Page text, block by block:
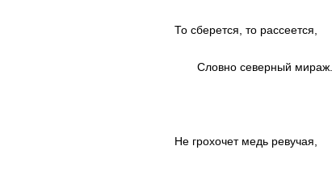
То сберется, то рассеется,
Словно северный мираж.
Не грохочет медь ревучая,